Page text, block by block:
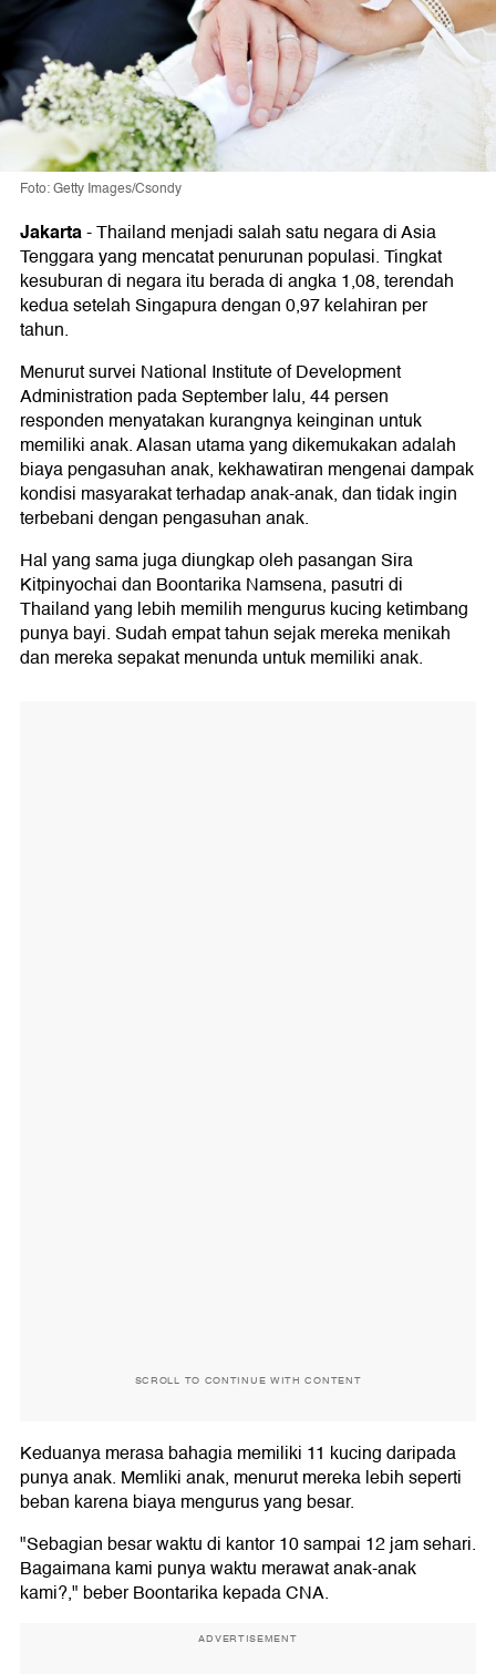
Foto: Getty Images/Csondy
Jakarta-Thailand menjadi salah satu negara di Asia
Tenggara yang mencatat penurunan populasi. Tingkat
kesuburan di negara itu berada di angka 1,08, terendah
kedua setelah Singapura dengan 0,97 kelahiran per
tahun.
Menurut survei National Institute of Development
Administration pada September lalu, 44 persen
responden menyatakan kurangnya keinginan untuk
memiliki anak. Alasan utama yang dikemukakan adalah
biaya pengasuhan anak, kekhawatiran mengenai dampak
kondisi masyarakat terhadap anak-anak, dan tidak ingin
terbebani dengan pengasuhan anak.
Hal yang sama juga diungkap oleh pasangan Sira
Kitpinyochai dan Boontarika Namsena, pasutri di
Thailand yang lebih memilih mengurus kucing ketimbang
punya bayi. Sudah empat tahun sejak mereka menikah
dan mereka sepakat menunda untuk memiliki anak.
SCROLL TO CONTINUE WITH CONTENT
Keduanya merasa bahagia memiliki 11 kucing daripada
punya anak. Memliki anak, menurut mereka lebih seperti
beban karena biaya mengurus yang besar.
"Sebagian besar waktu di kantor 10 sampai 12 jam sehari.
Bagaimana kami punya waktu merawat anak-anak
kami?," beber Boontarika kepada CNA.
ADVERTISEMENT